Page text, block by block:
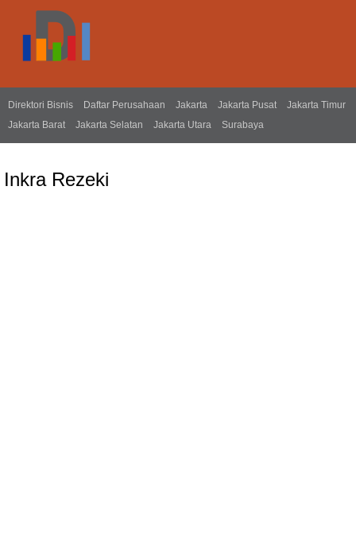
Direktori Bisnis Daftar Perusahaan Jakarta Jakarta Pusat
Jakarta Timur
Jakarta Barat
Jakarta Selatan Jakarta Utara Surabaya
Inkra Rezeki